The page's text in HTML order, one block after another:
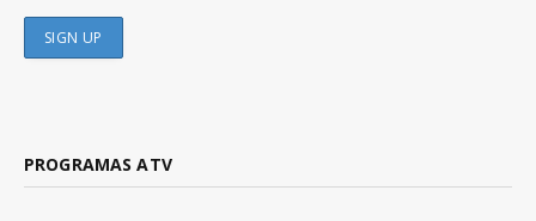
PROGRAMAS ATV